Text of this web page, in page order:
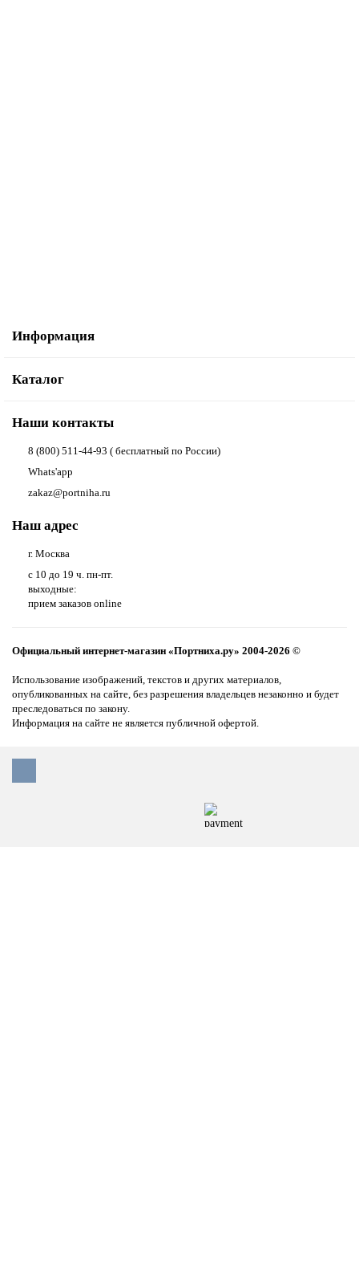
Информация
Каталог
Наши контакты
8 (800) 511-44-93 ( бесплатный по России)
Whats'app
zakaz@portniha.ru
Наш адрес
г. Москва
с 10 до 19 ч. пн-пт.
выходные:
прием заказов online
Официальный интернет-магазин «Портниха.ру» 2004-2026 ©
Использование изображений, текстов и других материалов,
опубликованных на сайте, без разрешения владельцев незаконно и будет
преследоваться по закону.
Информация на сайте не является публичной офертой.